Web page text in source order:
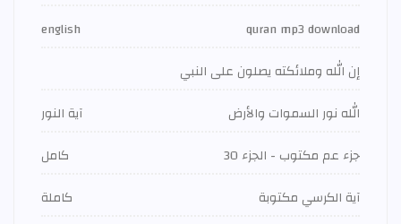
quran mp3 download
english
إن الله وملائكته يصلون على النبي
الله نور السموات والأرض
آية النور
جزء عم مكتوب - الجزء 30
كامل
آية الكرسي مكتوبة
كاملة